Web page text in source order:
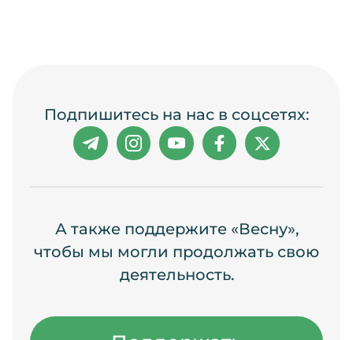
Подпишитесь на нас в соцсетях:
А также поддержите «Весну»,
чтобы мы могли продолжать свою
деятельность.